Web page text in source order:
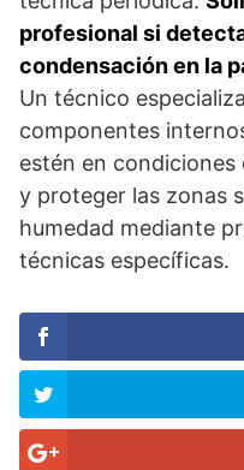
profesional si
condensación en la
Un técnico
componentes
estén en condiciones
y proteger las zonas
humedad mediante
técnicas específicas.